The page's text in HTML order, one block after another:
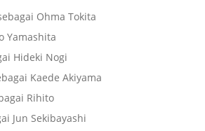
Ohma Tokita
Yamashita
Hideki Nogi
Kaede Akiyama
Rihito
Jun Sekibayashi